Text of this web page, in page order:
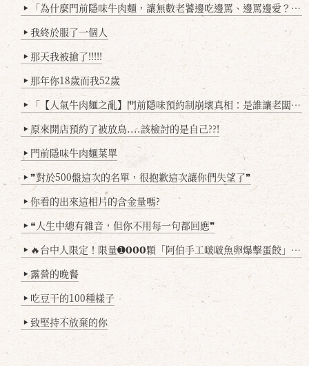
▶ 「為什麼門前隱味牛肉麵，讓無數老饕邊吃邊罵、邊罵邊愛？小辣雞揭密！」
▶ 我終於服了一個人
▶ 那天我被搶了!!!!!
▶ 那年你18歲而我52歲
▶ 「【人氣牛肉麵之亂】門前隱味預約制崩壞真相：是誰讓老闆心灰意冷？」
▶ 原來開店預約了被放鳥....該檢討的是自己??!
▶ 門前隱味牛肉麵菜單
▶ ❞對於500盤這次的名單，很抱歉這次讓你們失望了❞
▶ 你看的出來這相片的含金量嗎?
▶ ❝人生中總有雜音，但你不用每一句都回應❞
▶ 🔥台中人限定！限量➊𝟬𝟬𝟬顆「阿伯手工啵啵魚卵爆擊蛋餃」台北已被搶爆2萬顆，最後名額門前隱味只留給你！🥟💥
▶ 露營的晚餐
▶ 吃豆干的100種樣子
▶ 致堅持不放棄的你